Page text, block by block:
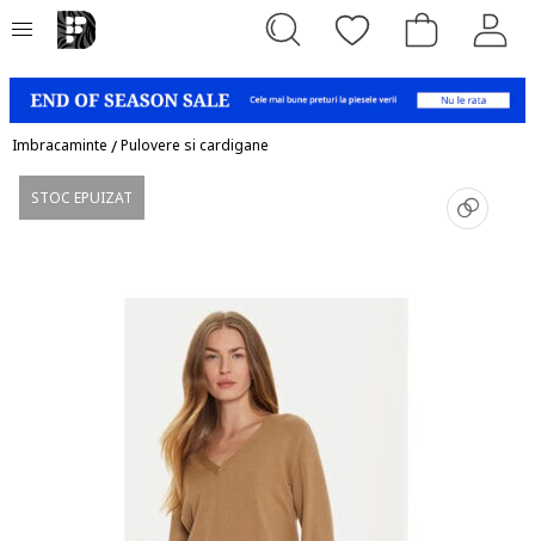
Imbracaminte /Pulovere si cardigane
STOC EPUIZAT